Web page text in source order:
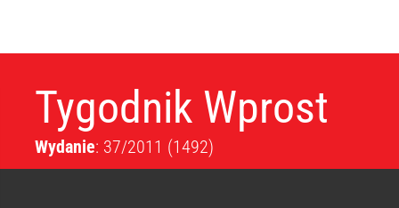
Tygodnik Wprost
Wydanie: 37/2011 (1492)